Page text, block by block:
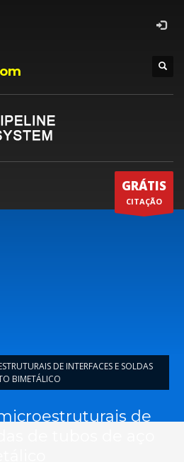
GRÁTIS
CITAÇÃO
DE INTERFACES E SOLDAS
BIMETÁLICO
de